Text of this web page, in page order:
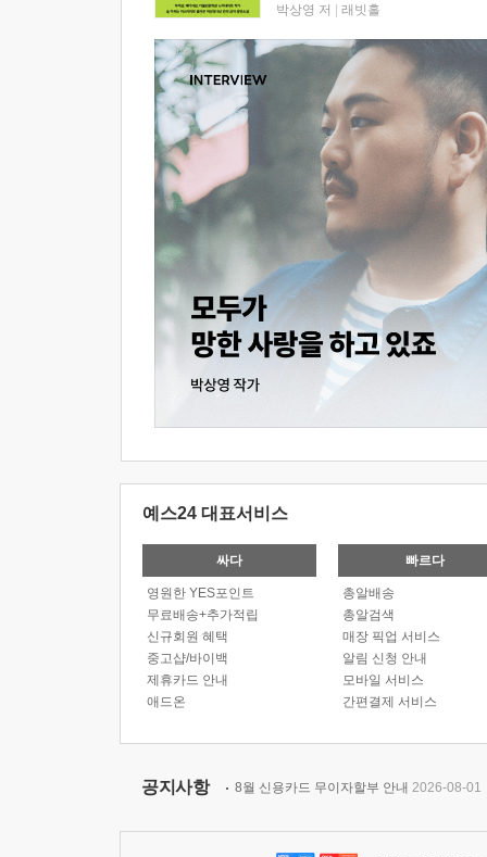
박상영 저 래빗홀
예스24 대표서비스
싸다
영원한 YES포인트
무료배송+추가적립
신규회원 혜택
중고샵/바이백
제휴카드 안내
애드온
빠르다
총알배송
총알검색
매장 픽업 서비스
알림 신청 안내
모바일 서비스
간편결제 서비스
공지사항 8월 신용카드 무이자할부 안내 2026-08-01